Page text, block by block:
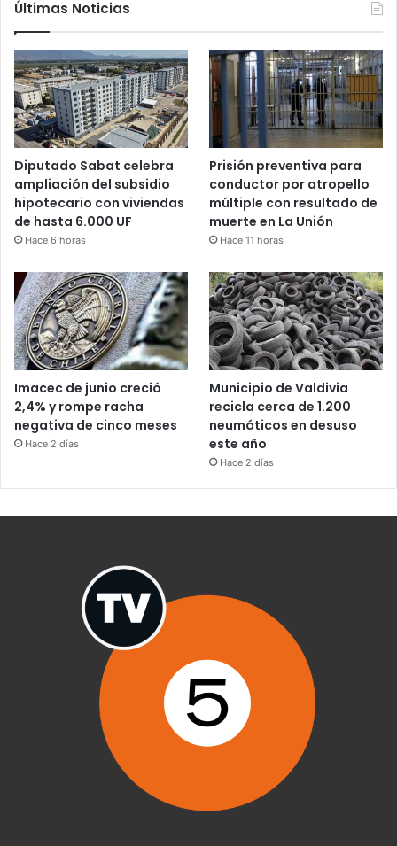
Últimas Noticias
Diputado Sabat celebra
ampliación del subsidio
hipotecario con viviendas
de hasta 6.000 UF
Hace 6 horas
Prisión preventiva para
conductor por atropello
múltiple con resultado de
muerte en La Unión
Hace 11 horas
Imacec de junio creció
2,4% y rompe racha
negativa de cinco meses
Hace 2 días
Municipio de Valdivia
recicla cerca de 1.200
neumáticos en desuso
este año
Hace 2 días